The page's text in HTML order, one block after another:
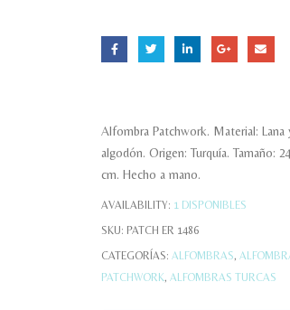
Alfombra Patchwork. Material: Lana
algodón. Origen: Turquía. Tamaño:
cm. Hecho a mano.
AVAILABILITY: 1 DISPONIBLES
SKU: PATCH ER 1486
CATEGORÍAS: ALFOMBRAS,
PATCHWORK, ALFOMBRAS TURCAS